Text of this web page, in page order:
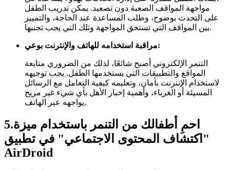
مواجهة المواقف الصعبة دون تصعيد. يمكن تدريب الطفل
على التحدث بوضوح، وطلب المساعدة عند الحاجة، والتمييز
بين المواقف التي تستحق المواجهة وتلك التي يجب تجنبها.
مراقبة استخدامه للهاتف والإنترنت بوعي:
التنمر الإلكتروني أصبح شائعًا، لذلك من الضروري متابعة
المواقع والتطبيقات التي يستخدمها الطفل. يجب توجيهه
لاستخدام الإنترنت بأمان، وتعليمه كيفية التعامل مع الرسائل
المسيئة أو الغرباء، وأهمية إخبار الأهل بأي شيء غير مريح
يواجهه عبر الهاتف.
5.احمِ أطفالك من التنمر باستخدام ميزة
"اكتشاف المحتوى الاجتماعي" في تطبيق
AirDroid